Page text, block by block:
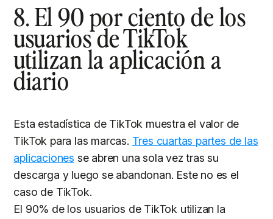
8. El 90 por ciento de los
usuarios de TikTok
utilizan la aplicación a
diario
Esta estadística de TikTok muestra el valor de
TikTok para las marcas. Tres cuartas partes de las
aplicaciones se abren una sola vez tras su
descarga y luego se abandonan. Este no es el
caso de TikTok.
El 90% de los usuarios de TikTok utilizan la